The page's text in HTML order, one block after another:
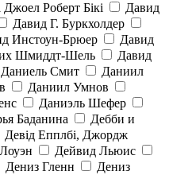
Джоел Роберт Бікі
Давид
Давид Г. Буркхолдер
Инстоун-Брюер
Давид
Шмиддт-Шель
Давид
Даниель Смит
Даниил
Даниил Умнов
Даниэль Шефер
Баданина
Дебби и
Девід Епплбі, Джордж
Дейвид Льюис
Дениз Гленн
Дениз